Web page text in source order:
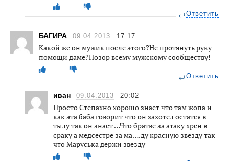
Ответить
БАГИРА 09.04.2013 17:17
Какой же он мужик после этого?Не протянуть руку
помощи даме?Позор всему мужскому сообществу!
Ответить
иван 09.04.2013 20:02
Просто Степахно хорошо знает что там жопа и
как эта баба говорит что он захотел остатся в
тылу так он знает …Что братве за атаку хрен в
сраку а медсестре за ма….ду красную звезду так
что Маруська держи звезду